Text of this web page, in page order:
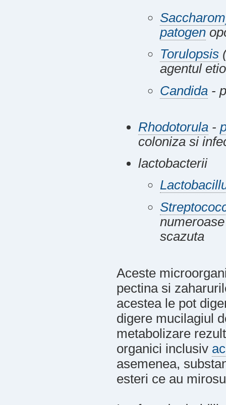
patogen
Torulopsis
agentul
Candida-
Rhodotorula-
coloniza si
lactobacterii
scazuta
Aceste
pectina si
acestea le pot
digere mucilagiul
metabolizare
organici inclusiv
asemenea,
esteri ce au